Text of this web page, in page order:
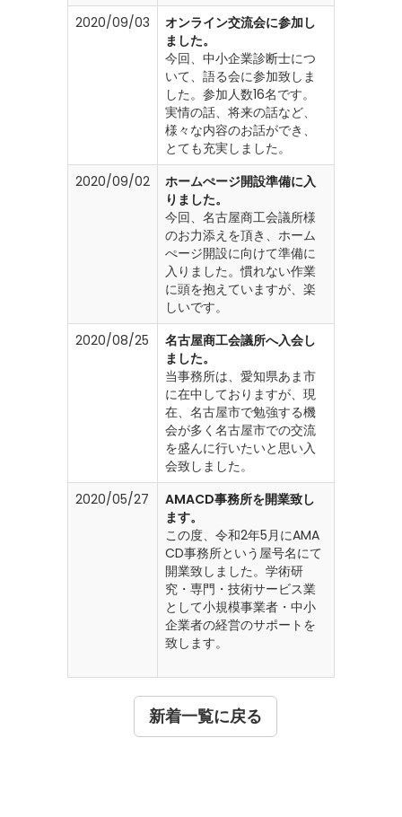
2020/09/03
オンライン交流会に参加し
ました。
今回、中小企業診断士につ
いて、語る会に参加致しま
した。参加人数16名です。
実情の話、将来の話など、
様々な内容のお話ができ、
とても充実しました。
2020/09/02
ホームぺージ開設準備に入
りました。
今回、名古屋商工会議所様
のお力添えを頂き、ホーム
ぺージ開設に向けて準備に
入りました。慣れない作業
に頭を抱えていますが、楽
しいです。
2020/08/25
名古屋商工会議所へ入会し
ました。
当事務所は、愛知県あま市
に在中しておりますが、現
在、名古屋市で勉強する機
会が多く名古屋市での交流
を盛んに行いたいと思い入
会致しました。
2020/05/27
AMACD事務所を開業致し
ます。
この度、令和2年5月にAMA
CD事務所という屋号名にて
開業致しました。学術研
究・専門・技術サービス業
として小規模事業者・中小
企業者の経営のサポートを
致します。
新着一覧に戻る